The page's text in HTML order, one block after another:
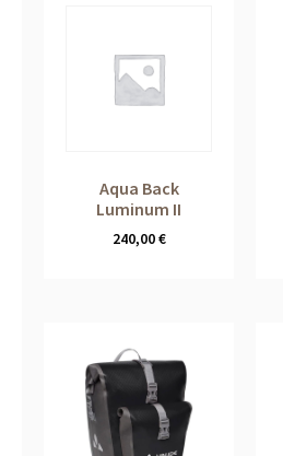
Aqua Back
Luminum II
240,00€